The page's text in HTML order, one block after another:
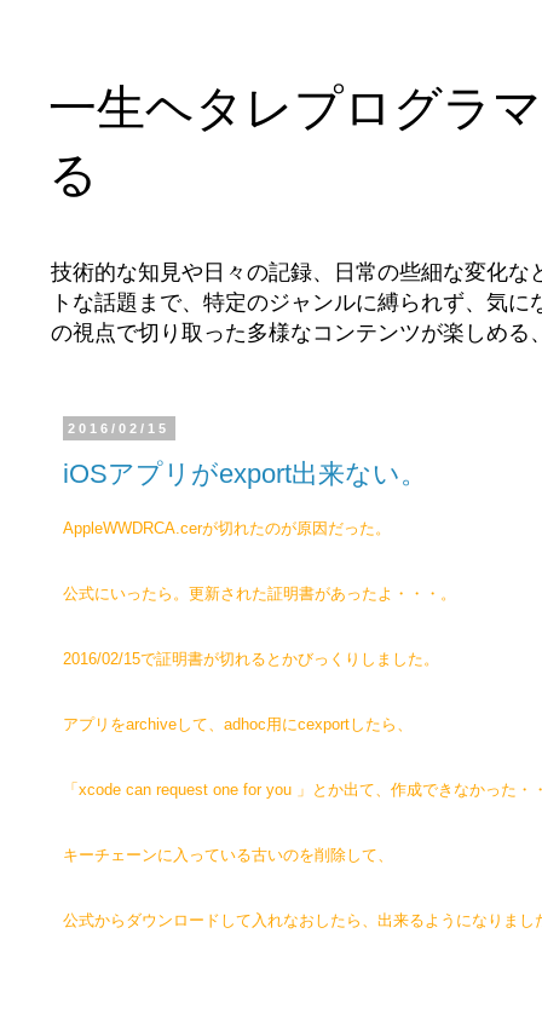
一生ヘタレプログラ
る
技術的な知見や日々の記録、日常の些細な変化
トな話題まで、特定のジャンルに縛られず、気
の視点で切り取った多様なコンテンツが楽しめ
2016/02/15
iOSアプリがexport出来ない。
AppleWWDRCA.cerが切れたのが原因だった。
公式にいったら。更新された証明書があったよ・・・。
2016/02/15で証明書が切れるとかびっくりしました。
アプリをarchiveして、adhoc用にcexportしたら、
「xcode can request one for you 」とか出て、作成できなかった・
キーチェーンに入っている古いのを削除して、
公式からダウンロードして入れなおしたら、出来るようになりまし